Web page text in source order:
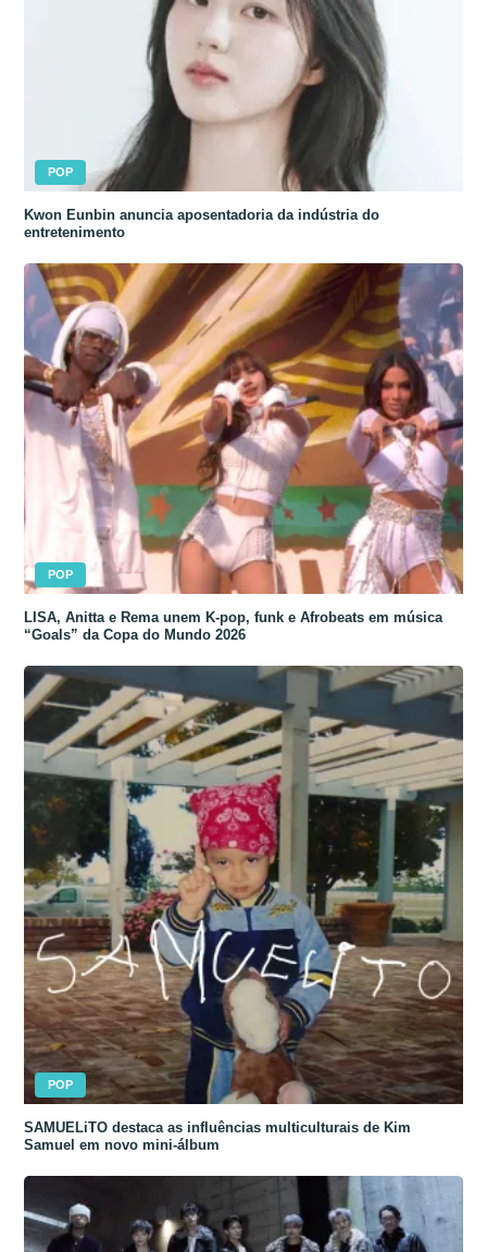
POP
Kwon Eunbin anuncia aposentadoria da indústria do
entretenimento
POP
LISA, Anitta e Rema unem K-pop, funk e Afrobeats em música
“Goals” da Copa do Mundo 2026
POP
SAMUELiTO destaca as influências multiculturais de Kim
Samuel em novo mini-álbum